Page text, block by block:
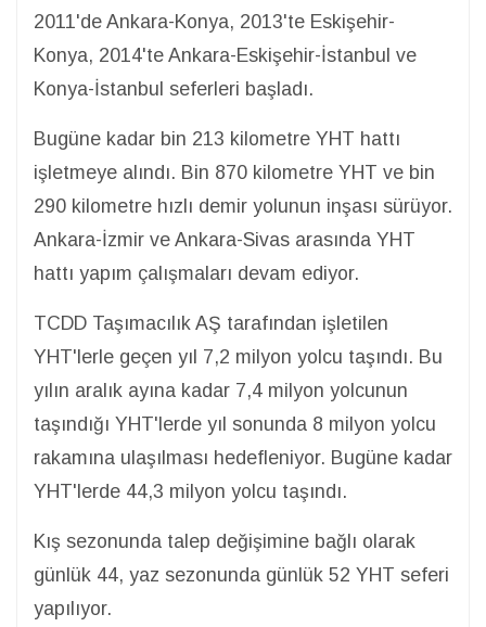
2011'de Ankara-Konya, 2013'te Eskişehir-
Konya, 2014'te Ankara-Eskişehir-İstanbul ve
Konya-İstanbul seferleri başladı.
Bugüne kadar bin 213 kilometre YHT hattı
işletmeye alındı. Bin 870 kilometre YHT ve bin
290 kilometre hızlı demir yolunun inşası sürüyor.
Ankara-İzmir ve Ankara-Sivas arasında YHT
hattı yapım çalışmaları devam ediyor.
TCDD Taşımacılık AŞ tarafından işletilen
YHT'lerle geçen yıl 7,2 milyon yolcu taşındı. Bu
yılın aralık ayına kadar 7,4 milyon yolcunun
taşındığı YHT'lerde yıl sonunda 8 milyon yolcu
rakamına ulaşılması hedefleniyor. Bugüne kadar
YHT'lerde 44,3 milyon yolcu taşındı.
Kış sezonunda talep değişimine bağlı olarak
günlük 44, yaz sezonunda günlük 52 YHT seferi
yapılıyor.